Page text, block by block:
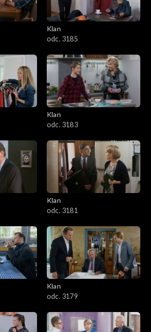
Klan
odc. 3185
Klan
odc. 3183
Klan
odc. 3181
Klan
odc. 3179